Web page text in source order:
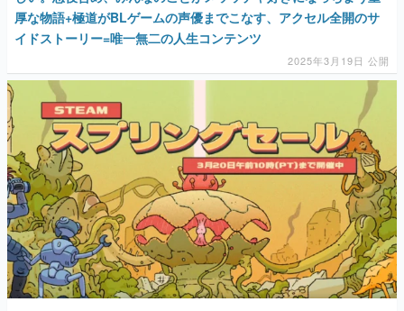
厚な物語+極道がBLゲームの声優までこなす、アクセル全開のサ
イドストーリー=唯一無二の人生コンテンツ
2025年3月19日 公開